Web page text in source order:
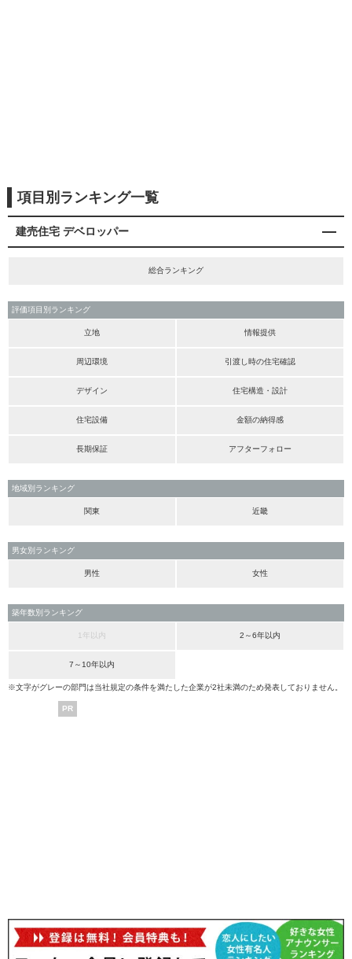
項目別ランキング一覧
建売住宅 デベロッパー
総合ランキング
評価項目別ランキング
立地 情報提供
周辺環境 引渡し時の住宅確認
デザイン 住宅構造・設計
住宅設備 金額の納得感
長期保証 アフターフォロー
地域別ランキング
関東 近畿
男女別ランキング
男性 女性
築年数別ランキング
1年以内 2～6年以内
7～10年以内
※文字がグレーの部門は当社規定の条件を満たした企業が2社未満のため発表しておりません。
PR